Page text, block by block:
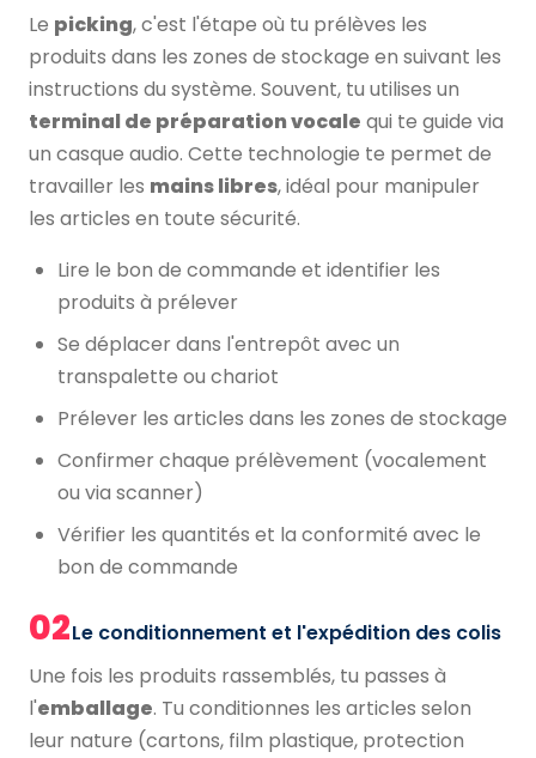
Le picking, c'est l'étape où tu prélèves les
produits dans les zones de stockage en suivant les
instructions du système. Souvent, tu utilises un
terminal de préparation vocale qui te guide via
un casque audio. Cette technologie te permet de
travailler les mains libres, idéal pour manipuler
les articles en toute sécurité.
Lire le bon de commande et identifier les
produits à prélever
Se déplacer dans l'entrepôt avec un
transpalette ou chariot
Prélever les articles dans les zones de stockage
Confirmer chaque prélèvement (vocalement
ou via scanner)
Vérifier les quantités et la conformité avec le
bon de commande
02Le conditionnement et l'expédition des colis
Une fois les produits rassemblés, tu passes à
l'emballage. Tu conditionnes les articles selon
leur nature (cartons, film plastique, protection